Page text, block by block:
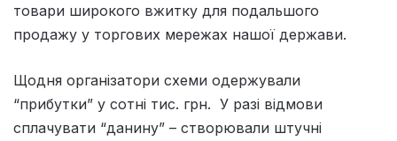
товари широкого вжитку для подальшого
продажу у торгових мережах нашої держави.
Щодня організатори схеми одержували
“прибутки” у сотні тис. грн. У разі відмови
сплачувати “данину” – створювали штучні